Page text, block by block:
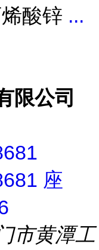
酸锌 ...
限公司
座
市黄潭工